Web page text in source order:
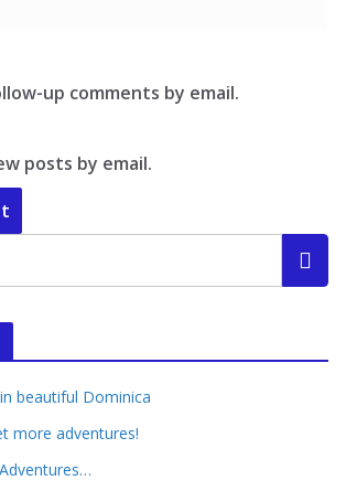
up comments by email.
posts by email.
beautiful Dominica
more adventures!